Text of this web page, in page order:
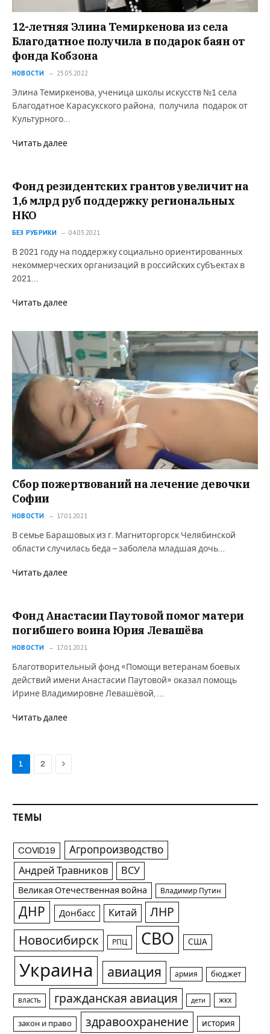
12-летняя Элина Темиркенова из села
Благодатное получила в подарок баян от
фонда Кобзона
НОВОСТИ 25.05.2022
Элина Темиркенова, ученица школы искусств №1 села
Благодатное Карасукского района, получила подарок от
Культурного…
Читать далее
Фонд резидентских грантов увеличит на
1,6 млрд руб поддержку региональных
НКО
БЕЗ РУБРИКИ 04.03.2021
В 2021 году на поддержку социально ориентированных
некоммерческих организаций в российских субъектах в
2021…
Читать далее
Сбор пожертвований на лечение девочки
Софии
НОВОСТИ 17.01.2021
В семье Барашовых из г. Магниторгорск Челябинской
области случилась беда – заболела младшая дочь…
Читать далее
Фонд Анастасии Паутовой помог матери
погибшего воина Юрия Левашёва
НОВОСТИ 17.01.2021
Благотворительный фонд «Помощи ветеранам боевых
действий имени Анастасии Паутовой» оказал помощь
Ирине Владимировне Левашёвой, …
Читать далее
1 2 Next
ТЕМЫ
COVID19 Агропроизводство
Андрей Травников ВСУ
Великая Отечественная война Владимир Путин
ДНР Донбасс Китай ЛНР
Новосибирск РПЦ СВО США
Украина авиация армия бюджет
власть гражданская авиация дети жкх
закон и право здравоохранение история